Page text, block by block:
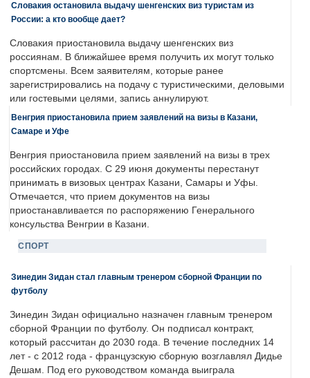
Словакия остановила выдачу шенгенских виз туристам из
России: а кто вообще дает?
Словакия приостановила выдачу шенгенских виз
россиянам. В ближайшее время получить их могут только
спортсмены. Всем заявителям, которые ранее
зарегистрировались на подачу с туристическими, деловыми
или гостевыми целями, запись аннулируют.
Венгрия приостановила прием заявлений на визы в Казани,
Самаре и Уфе
Венгрия приостановила прием заявлений на визы в трех
российских городах. С 29 июня документы перестанут
принимать в визовых центрах Казани, Самары и Уфы.
Отмечается, что прием документов на визы
приостанавливается по распоряжению Генерального
консульства Венгрии в Казани.
СПОРТ
Зинедин Зидан стал главным тренером сборной Франции по
футболу
Зинедин Зидан официально назначен главным тренером
сборной Франции по футболу. Он подписал контракт,
который рассчитан до 2030 года. В течение последних 14
лет - с 2012 года - французскую сборную возглавлял Дидье
Дешам. Под его руководством команда выиграла